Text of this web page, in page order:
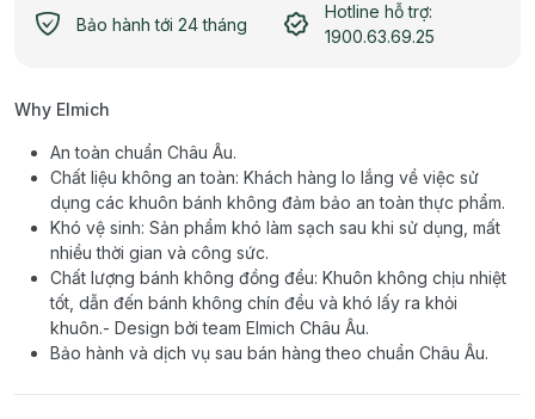
Bảo hành tới 24 tháng
Hotline hỗ trợ:
1900.63.69.25
Why Elmich
An toàn chuẩn Châu Âu.
Chất liệu không an toàn: Khách hàng lo lắng về việc sử
dụng các khuôn bánh không đảm bảo an toàn thực phẩm.
Khó vệ sinh: Sản phẩm khó làm sạch sau khi sử dụng, mất
nhiều thời gian và công sức.
Chất lượng bánh không đồng đều: Khuôn không chịu nhiệt
tốt, dẫn đến bánh không chín đều và khó lấy ra khỏi
khuôn.- Design bởi team Elmich Châu Âu.
Bảo hành và dịch vụ sau bán hàng theo chuẩn Châu Âu.